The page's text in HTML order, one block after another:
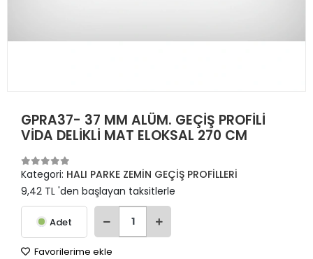
GPRA37- 37 MM ALÜM. GEÇİŞ PROFİLİ
VİDA DELİKLİ MAT ELOKSAL 270 CM
Kategori: HALI PARKE ZEMİN GEÇİŞ PROFİLLERİ
9,42 TL 'den başlayan taksitlerle
Adet
Favorilerime ekle